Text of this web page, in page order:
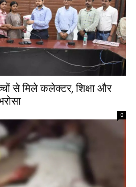
से मिले कलेक्टर, शिक्षा और
0